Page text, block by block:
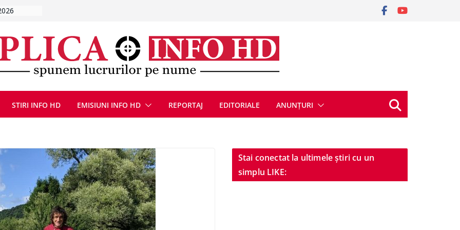
după
se
8 august
STIRI INFO HD EMISIUNI INFO HD REPORTAJ EDITORIALE ANUNȚURI
Stai conectat la ultimele știri cu un
simplu LIKE: